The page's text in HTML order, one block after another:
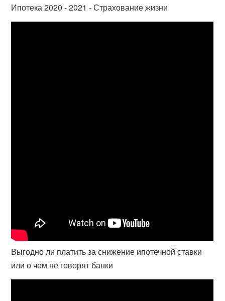
Ипотека 2020 - 2021 - Страхование жизни
Выгодно ли платить за снижение ипотечной ставки
или о чем не говорят банки